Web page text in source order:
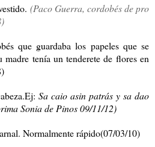
(Paco Guerra, cordobés de pro
que guardaba los papeles que se
madre tenía un tenderete de flores en
Sa caio asin patrás y sa dao
Sonia de Pinos 09/11/12)
Normalmente rápido(07/03/10)